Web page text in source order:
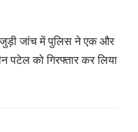
जांच में पुलिस ने एक और
पटेल को गिरफ्तार कर लिया